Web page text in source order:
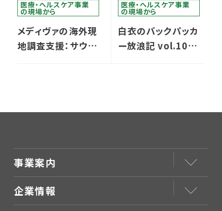
医療・ヘルスケア事業
の現場から
メディヴァの海外現
地調査支援：サウジ
医療・ヘルスケア事業
の現場から
白衣のバックパッカ
ー放浪記 vol.10／
事業案内
企業情報